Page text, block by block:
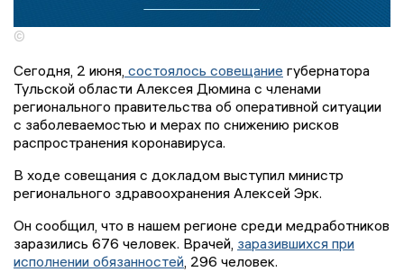
©
Сегодня, 2 июня, состоялось совещание губернатора
Тульской области Алексея Дюмина с членами
регионального правительства об оперативной ситуации
с заболеваемостью и мерах по снижению рисков
распространения коронавируса.
В ходе совещания с докладом выступил министр
регионального здравоохранения Алексей Эрк.
Он сообщил, что в нашем регионе среди медработников
заразились 676 человек. Врачей, заразившихся при
исполнении обязанностей, 296 человек.